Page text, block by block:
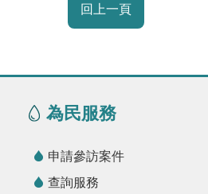
回上一頁
為民服務
申請參訪案件
查詢服務